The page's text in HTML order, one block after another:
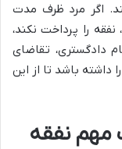
اگر مرد ظرف مدت
نفقه را پرداخت نکند،
دادگستری، تقاضای
داشته باشد تا از این
مهم نفقه